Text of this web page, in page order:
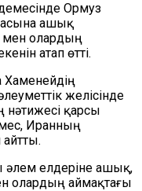
Ормуз
ашық
мен олардың
атап өтті.
Хаменейдің
желісінде
қарсы
Иранның
әлем елдеріне ашық,
олардың аймақтағы